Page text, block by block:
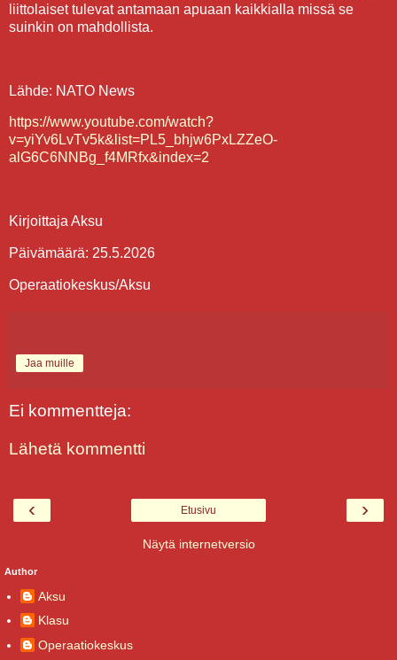
liittolaiset tulevat antamaan apuaan kaikkialla missä se
suinkin on mahdollista.
Lähde: NATO News
https://www.youtube.com/watch?
v=yiYv6LvTv5k&list=PL5_bhjw6PxLZZeO-
alG6C6NNBg_f4MRfx&index=2
Kirjoittaja Aksu
Päivämäärä: 25.5.2026
Operaatiokeskus/Aksu
Jaa muille
Ei kommentteja:
Lähetä kommentti
‹ ›
Etusivu
Näytä internetversio
Author
Aksu
Klasu
Operaatiokeskus